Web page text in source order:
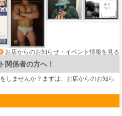
お店からのお知らせ・イベント情報を見る
関係者の方へ！
しませんか？まずは、 お店からのお知ら